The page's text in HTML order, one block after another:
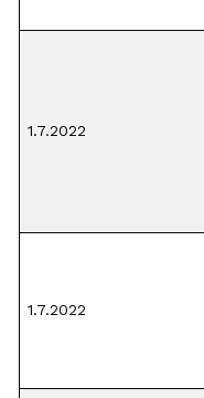
1.7.2022
1.7.2022